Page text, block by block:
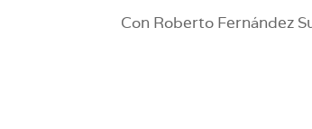
Con Roberto Fernández